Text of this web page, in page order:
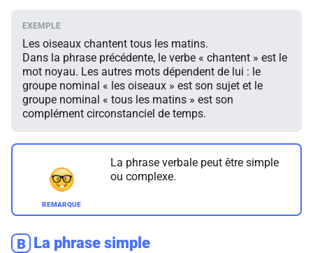
Les oiseaux chantent tous les matins.
Dans la phrase précédente, le verbe « chantent » est le
mot noyau. Les autres mots dépendent de lui : le
groupe nominal « les oiseaux » est son sujet et le
groupe nominal « tous les matins » est son
complément circonstanciel de temps.
La phrase verbale peut être simple
ou complexe.
B La phrase simple